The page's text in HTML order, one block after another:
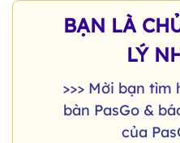
BẠN LÀ
LÝ
>>> Mời bạn
bàn PasGo &
của